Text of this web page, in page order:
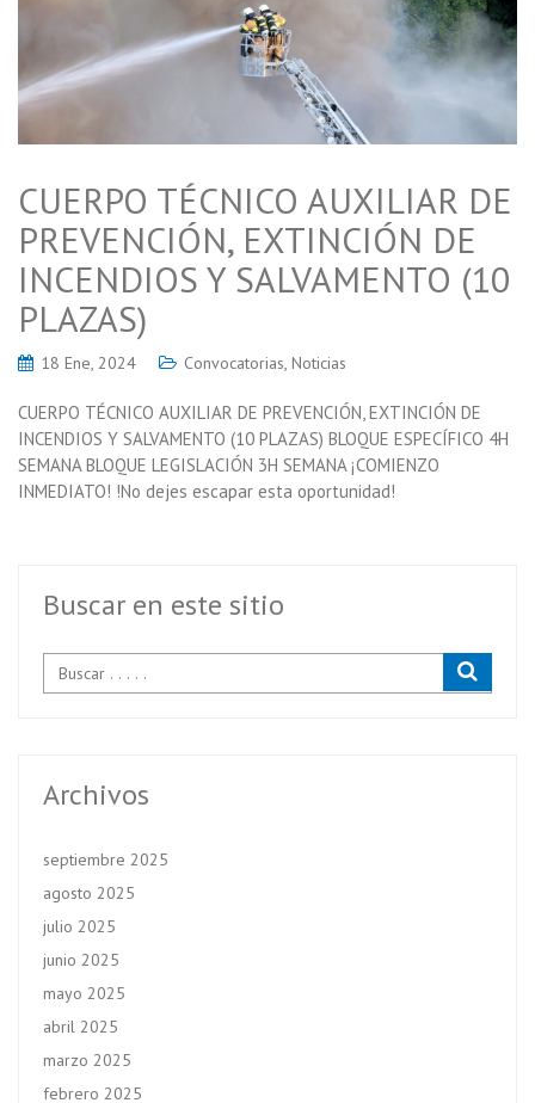
CUERPO TÉCNICO AUXILIAR DE
PREVENCIÓN, EXTINCIÓN DE
INCENDIOS Y SALVAMENTO (10
PLAZAS)
18 Ene, 2024 Convocatorias, Noticias
CUERPO TÉCNICO AUXILIAR DE PREVENCIÓN, EXTINCIÓN DE
INCENDIOS Y SALVAMENTO (10 PLAZAS) BLOQUE ESPECÍFICO 4H
SEMANA BLOQUE LEGISLACIÓN 3H SEMANA ¡COMIENZO
INMEDIATO! !No dejes escapar esta oportunidad!
Buscar en este sitio
Archivos
septiembre 2025
agosto 2025
julio 2025
junio 2025
mayo 2025
abril 2025
marzo 2025
febrero 2025